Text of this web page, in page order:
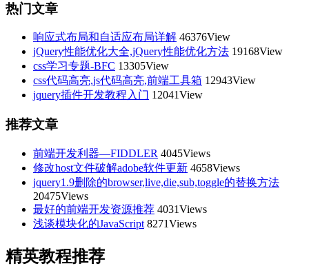
热门文章
响应式布局和自适应布局详解 46376View
jQuery性能优化大全,jQuery性能优化方法 19168View
css学习专题-BFC 13305View
css代码高亮,js代码高亮,前端工具箱 12943View
jquery插件开发教程入门 12041View
推荐文章
前端开发利器—FIDDLER 4045Views
修改host文件破解adobe软件更新 4658Views
jquery1.9删除的browser,live,die,sub,toggle的替换方法
20475Views
最好的前端开发资源推荐 4031Views
浅谈模块化的JavaScript 8271Views
精英教程推荐